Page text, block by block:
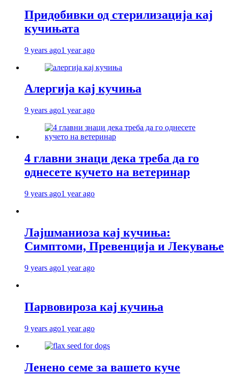
Придобивки од стерилизација кај
кучињата
9 years ago1 year ago
Алергија кај кучиња
9 years ago1 year ago
4 главни знаци дека треба да го
однесете кучето на ветеринар
9 years ago1 year ago
Лајшманиоза кај кучиња:
Симптоми, Превенција и Лекување
9 years ago1 year ago
Парвовироза кај кучиња
9 years ago1 year ago
Ленено семе за вашето куче